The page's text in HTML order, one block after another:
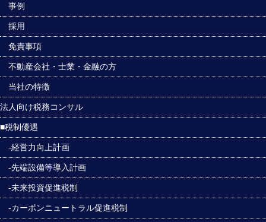
事例
採用
免責事項
不動産会社・士業・金融の方
当社の特徴
法人向け税務コンサル
■税制優遇
-経営力向上計画
-先端設備等導入計画
-未来投資促進税制
-カーボンニュートラル促進税制